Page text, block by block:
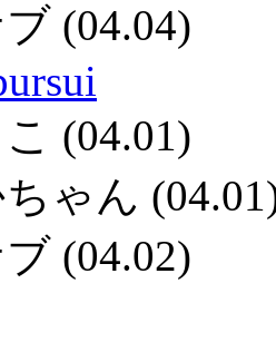
(04.04)
(04.01)
ゃん
(04.02)